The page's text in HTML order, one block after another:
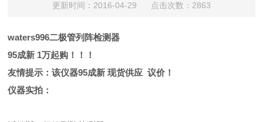
更新时间：2016-04-29 点击次数：2863
waters996二极管列阵检测器
95成新 1万起购！！！
友情提示：该仪器95成新 现货供应 议价！
仪器实拍：